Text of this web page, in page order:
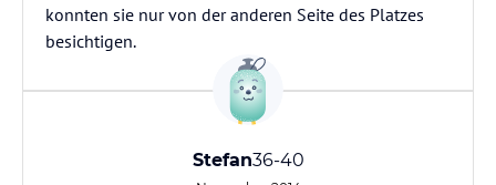
konnten sie nur von der anderen Seite des Platzes
besichtigen.
Stefan36-40